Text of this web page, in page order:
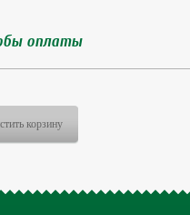
оплаты
корзину